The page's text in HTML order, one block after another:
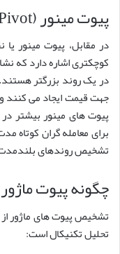
پیوت مینور (Minor Pivot)
در مقابل، پیوت مینور
کوچکتری اشاره دارد که
در یک روند بزرگتر
جهت قیمت ایجاد می کنند و
پیوت های مینور بیشتر
برای معامله گران کوتاه
تشخیص روندهای
چگونه پیوت
تشخیص پیوت های ماژور از
تحلیل تکنیکال است: